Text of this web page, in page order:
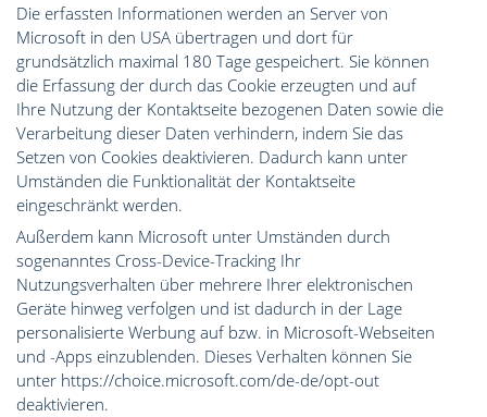
Die erfassten Informationen werden an Server von
Microsoft in den USA übertragen und dort für
grundsätzlich maximal 180 Tage gespeichert. Sie können
die Erfassung der durch das Cookie erzeugten und auf
Ihre Nutzung der Kontaktseite bezogenen Daten sowie die
Verarbeitung dieser Daten verhindern, indem Sie das
Setzen von Cookies deaktivieren. Dadurch kann unter
Umständen die Funktionalität der Kontaktseite
eingeschränkt werden.
Außerdem kann Microsoft unter Umständen durch
sogenanntes Cross-Device-Tracking Ihr
Nutzungsverhalten über mehrere Ihrer elektronischen
Geräte hinweg verfolgen und ist dadurch in der Lage
personalisierte Werbung auf bzw. in Microsoft-Webseiten
und -Apps einzublenden. Dieses Verhalten können Sie
unter https://choice.microsoft.com/de-de/opt-out
deaktivieren.